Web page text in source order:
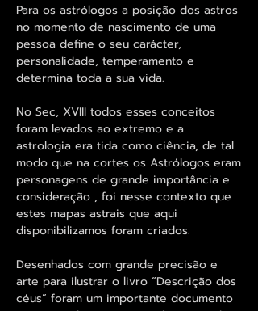
Para os astrólogos a posição dos astros
no momento de nascimento de uma
pessoa define o seu carácter,
personalidade, temperamento e
determina toda a sua vida.
No Sec, XVIII todos esses conceitos
foram levados ao extremo e a
astrologia era tida como ciência, de tal
modo que na cortes os Astrólogos eram
personagens de grande importância e
consideração , foi nesse contexto que
estes mapas astrais que aqui
disponibilizamos foram criados.
Desenhados com grande precisão e
arte para ilustrar o livro “Descrição dos
céus” foram um importante documento